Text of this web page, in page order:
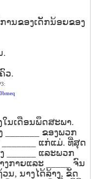
ນຂອງເດັກນ້ອຍຂອງ
.
ວ.
ນເດືອນພຶດສະພາ.
ຂອງພວກ
ແກ່ແມ່. ທີ່ສຸດ
ແລະພວກ
ງກາຍແລະ
ຈົນ
ວນ, ນາງໄດ້ລ້າງ, ຂັດ